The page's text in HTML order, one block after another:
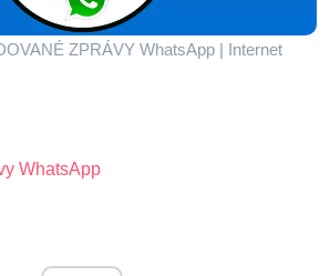
ZPRÁVY WhatsApp | Internet
WhatsApp